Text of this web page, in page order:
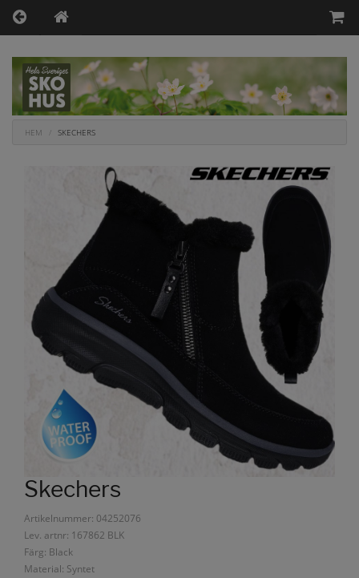
HEM SKECHERS
Skechers
Artikelnummer: 04252076
Lev. artnr: 167862 BLK
Färg: Black
Material: Syntet